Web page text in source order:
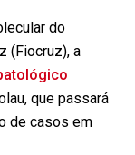
do
(Fiocruz), a
que passará
de casos em